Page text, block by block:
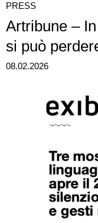
PRESS
Artribune –
si può
08.02.2026